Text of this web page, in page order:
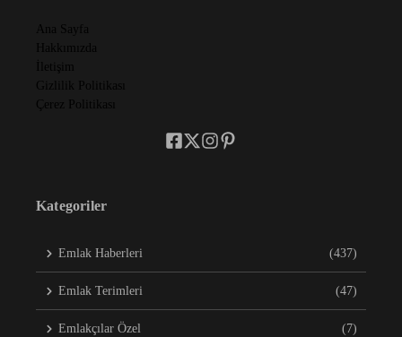
Ana Sayfa
Hakkımızda
İletişim
Gizlilik Politikası
Çerez Politikası
Kategoriler
Emlak Haberleri (437)
Emlak Terimleri (47)
Emlakçılar Özel (7)